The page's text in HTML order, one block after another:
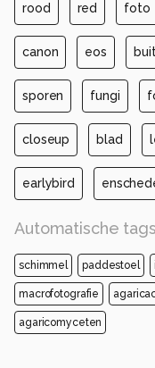
rood red foto
canon eos
sporen fungi
closeup blad
earlybird
Automatische tags
schimmel paddestoel
macrofotografie
agaricomyceten